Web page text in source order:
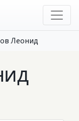
Леонид